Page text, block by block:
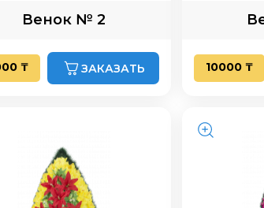
Венок № 2
₸ ЗАКАЗАТЬ 10000 ₸